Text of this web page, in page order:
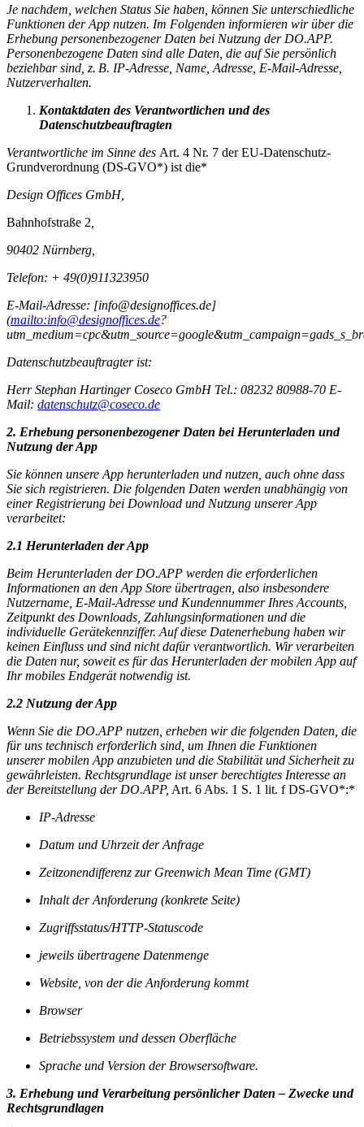
Je nachdem, welchen Status Sie haben, können Sie unterschiedliche
Funktionen der App nutzen. Im Folgenden informieren wir über die
Erhebung personenbezogener Daten bei Nutzung der DO.APP.
Personenbezogene Daten sind alle Daten, die auf Sie persönlich
beziehbar sind, z. B. IP-Adresse, Name, Adresse, E-Mail-Adresse,
Nutzerverhalten.
Kontaktdaten des Verantwortlichen und des
Datenschutzbeauftragten
Verantwortliche im Sinne des Art. 4 Nr. 7 der EU-Datenschutz-
Grundverordnung (DS-GVO*) ist die*
Design Offices GmbH,
Bahnhofstraße 2
90402 Nürnberg,
Telefon: + 49(0)911323950
E-Mail-Adresse: [info@designoffices.de]
(mailto:info@designoffices.de?
Datenschutzbeauftragter ist:
Herr Stephan Hartinger Coseco GmbH Tel.: 08232 80988-70 E-
Mail: datenschutz@coseco.de
2. Erhebung personenbezogener Daten bei Herunterladen und
Nutzung der App
Sie können unsere App herunterladen und nutzen, auch ohne dass
Sie sich registrieren. Die folgenden Daten werden unabhängig von
einer Registrierung bei Download und Nutzung unserer App
verarbeitet:
2.1 Herunterladen der App
Beim Herunterladen der DO.APP werden die erforderlichen
Informationen an den App Store übertragen, also insbesondere
Nutzername, E-Mail-Adresse und Kundennummer Ihres Accounts,
Zeitpunkt des Downloads, Zahlungsinformationen und die
individuelle Gerätekennziffer. Auf diese Datenerhebung haben wir
keinen Einfluss und sind nicht dafür verantwortlich. Wir verarbeiten
die Daten nur, soweit es für das Herunterladen der mobilen App auf
Ihr mobiles Endgerät notwendig ist.
2.2 Nutzung der App
Wenn Sie die DO.APP nutzen, erheben wir die folgenden Daten, die
für uns technisch erforderlich sind, um Ihnen die Funktionen
unserer mobilen App anzubieten und die Stabilität und Sicherheit zu
gewährleisten. Rechtsgrundlage ist unser berechtigtes Interesse an
der Bereitstellung der DO.APP, Art. 6 Abs. 1 S. 1 lit. f DS-GVO*:*
IP-Adresse
Datum und Uhrzeit der Anfrage
Zeitzonendifferenz zur Greenwich Mean Time (GMT)
Inhalt der Anforderung (konkrete Seite)
Zugriffsstatus/HTTP-Statuscode
jeweils übertragene Datenmenge
Website, von der die Anforderung kommt
Browser
Betriebssystem und dessen Oberfläche
Sprache und Version der Browsersoftware.
3. Erhebung und Verarbeitung persönlicher Daten – Zwecke und
Rechtsgrundlagen